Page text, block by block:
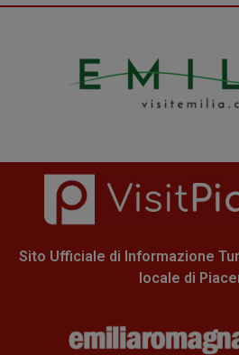
Sito Ufficiale di Informazione
locale di